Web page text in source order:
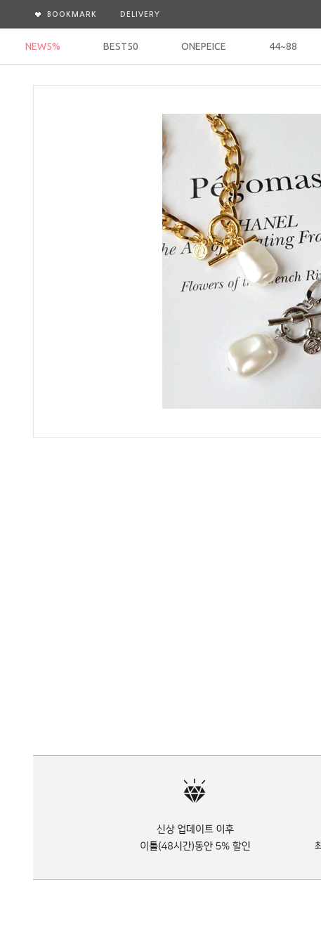
BOOKMARK DELIVERY
NEW5% BEST50 ONEPEICE 44~88